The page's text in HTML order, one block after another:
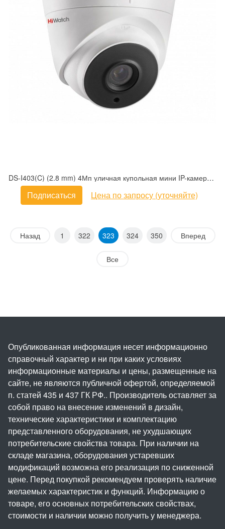
DS-I403(C) (2.8 mm) 4Мп уличная купольная мини IP-камера с EXIR-подсветкой до 30м
Подписаться Цена по запросу (уточняйте)
Назад 1 322 323 324 350 Вперед
Все
Опубликованная информация несет информационно
справочный характер и ни при каких условиях
информационные материалы и цены, размещенные на
сайте, не являются публичной офертой, определяемой
п. статей 435 и 437 ГК РФ.. Производитель оставляет за
собой право на внесение изменений в дизайн,
технические характеристики и комплектацию
представленного оборудования, не ухудшающих
потребительские свойства товара. При наличии на
складе магазина, оборудования устаревших
модификаций возможна его реализация по сниженной
цене. Перед покупкой рекомендуем проверять наличие
желаемых характеристик и функций. Информацию о
товаре, его основных потребительских свойствах,
стоимости и наличии можно получить у менеджера.